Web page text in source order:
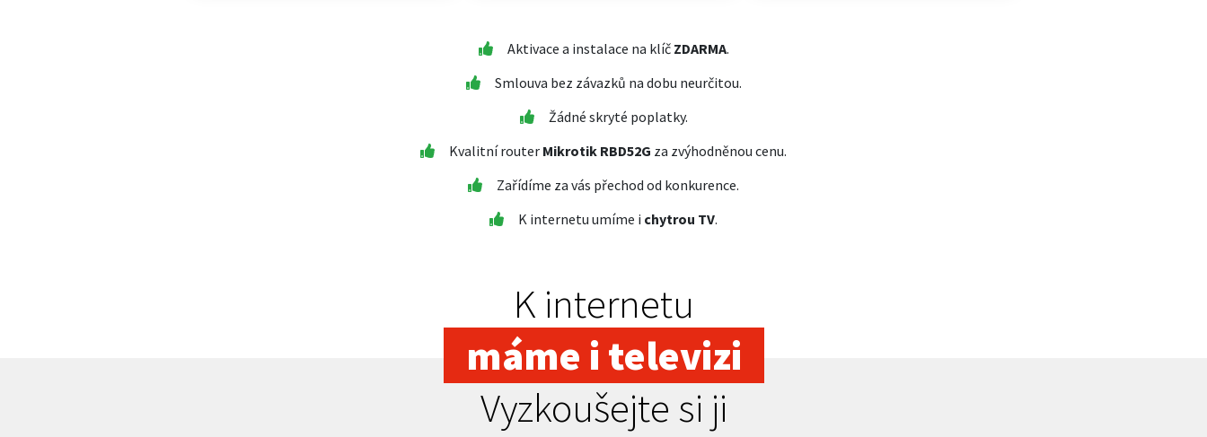
Aktivace a instalace na klíč ZDARMA.
Smlouva bez závazků na dobu neurčitou.
Žádné skryté poplatky.
Kvalitní router Mikrotik RBD52G za zvýhodněnou cenu.
Zařídíme za vás přechod od konkurence.
K internetu umíme i chytrou TV.
K internetu
máme i televizi
Vyzkoušejte si ji